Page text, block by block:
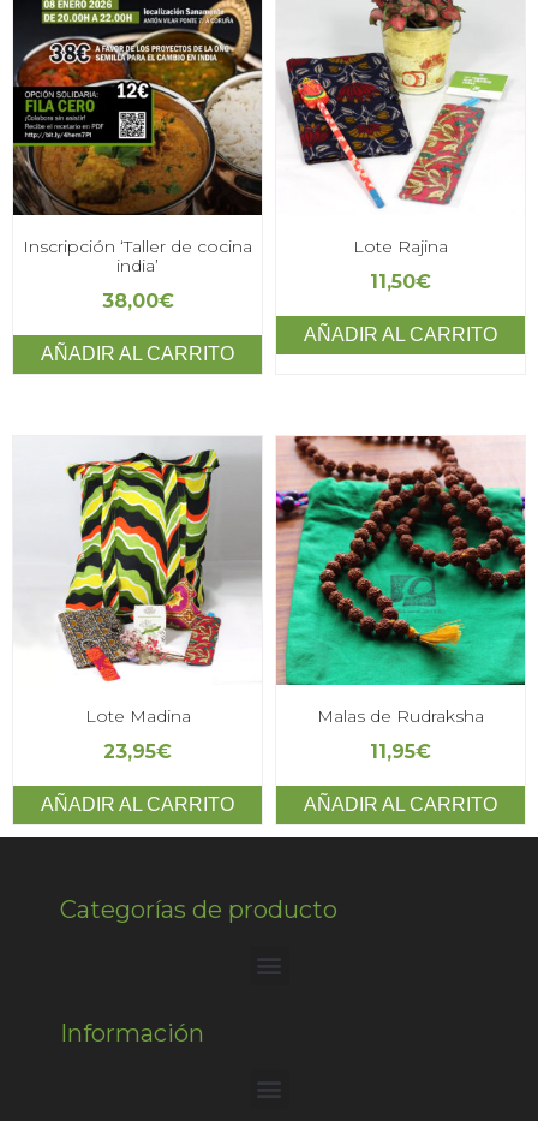
Inscripción ‘Taller de cocina
india’
38,00€
AÑADIR AL CARRITO
Lote Rajina
11,50€
AÑADIR AL CARRITO
Lote Madina
23,95€
AÑADIR AL CARRITO
Malas de Rudraksha
11,95€
AÑADIR AL CARRITO
Categorías de producto
Información